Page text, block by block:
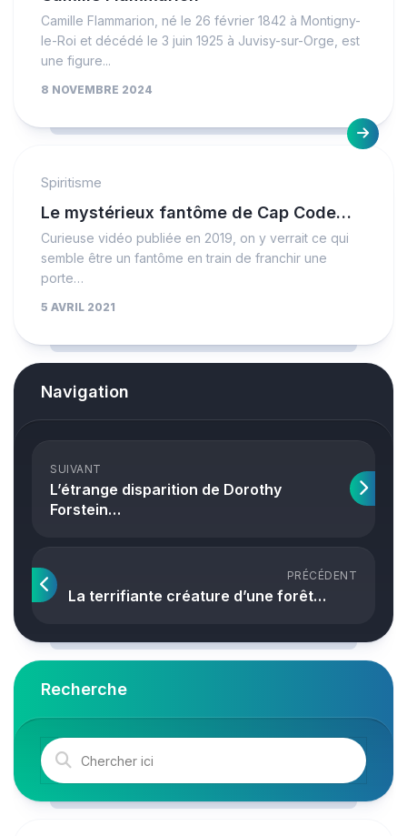
Camille Flammarion, né le 26 février 1842 à Montigny-
le-Roi et décédé le 3 juin 1925 à Juvisy-sur-Orge, est
une figure...
8 NOVEMBRE 2024
Spiritisme
Le mystérieux fantôme de Cap Code…
Curieuse vidéo publiée en 2019, on y verrait ce qui
semble être un fantôme en train de franchir une
porte…
5 AVRIL 2021
Navigation
SUIVANT
L’étrange disparition de Dorothy
Forstein…
PRÉCÉDENT
La terrifiante créature d’une forêt…
Recherche